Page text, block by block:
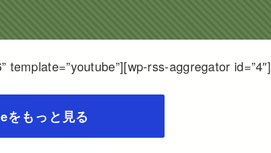
rss-aggregator id=”4″]
をもっと見る